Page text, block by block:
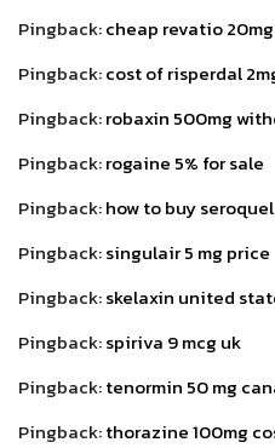
Pingback:cheap revatio 20mg
Pingback:cost of risperdal
Pingback:robaxin 500mg
Pingback:rogaine 5% for sale
Pingback:how to buy seroquel
Pingback:singulair 5 mg price
Pingback:skelaxin united
Pingback:spiriva 9 mcg uk
Pingback:tenormin 50 mg
Pingback:thorazine 100mg